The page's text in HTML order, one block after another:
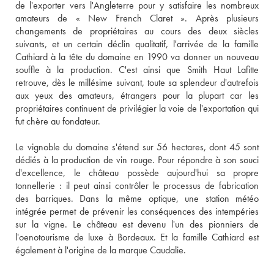
de l'exporter vers l'Angleterre pour y satisfaire les nombreux
amateurs de « New French Claret ». Après plusieurs
changements de propriétaires au cours des deux siècles
suivants, et un certain déclin qualitatif, l'arrivée de la famille
Cathiard à la tête du domaine en 1990 va donner un nouveau
souffle à la production. C'est ainsi que Smith Haut Lafitte
retrouve, dès le millésime suivant, toute sa splendeur d'autrefois
aux yeux des amateurs, étrangers pour la plupart car les
propriétaires continuent de privilégier la voie de l'exportation qui
fut chère au fondateur.
Le vignoble du domaine s'étend sur 56 hectares, dont 45 sont
dédiés à la production de vin rouge. Pour répondre à son souci
d'excellence, le château possède aujourd'hui sa propre
tonnellerie : il peut ainsi contrôler le processus de fabrication
des barriques. Dans la même optique, une station météo
intégrée permet de prévenir les conséquences des intempéries
sur la vigne. Le château est devenu l'un des pionniers de
l'oenotourisme de luxe à Bordeaux. Et la famille Cathiard est
également à l'origine de la marque Caudalie.